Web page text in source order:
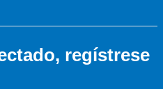
regístrese